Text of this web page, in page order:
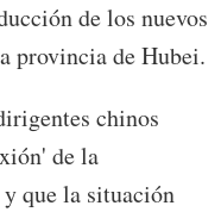
de los nuevos
provincia de Hubei.
chinos
de la
que la situación